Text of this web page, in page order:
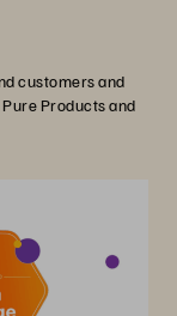
customers and
Products and